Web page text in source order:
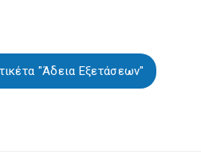
"Άδεια Εξετάσεων"